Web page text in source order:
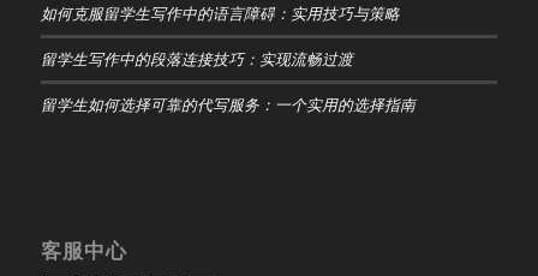
如何克服留学生写作中的语言障碍：实用技巧与策略
留学生写作中的段落连接技巧：实现流畅过渡
留学生如何选择可靠的代写服务：一个实用的选择指南
客服中心